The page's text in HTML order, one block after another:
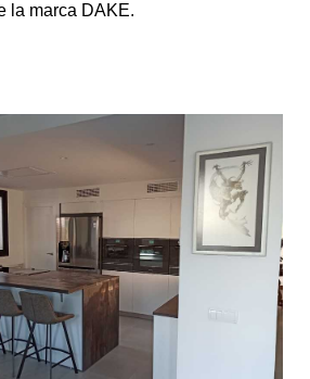
la marca DAKE.